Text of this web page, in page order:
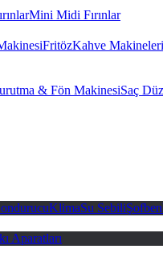
Mini Midi Fırınlar
FritözKahve Makineleri
& Fön MakinesiSaç
KlimaSu SebiliŞofben
Aparatları